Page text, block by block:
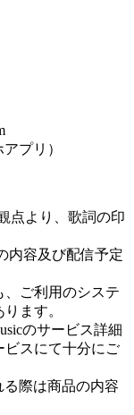
プリ）
点より、歌詞の印
内容及び配信予定
ご利用のシステ
ます。
のサービス詳細
ビスにて十分にご
る際は商品の内容